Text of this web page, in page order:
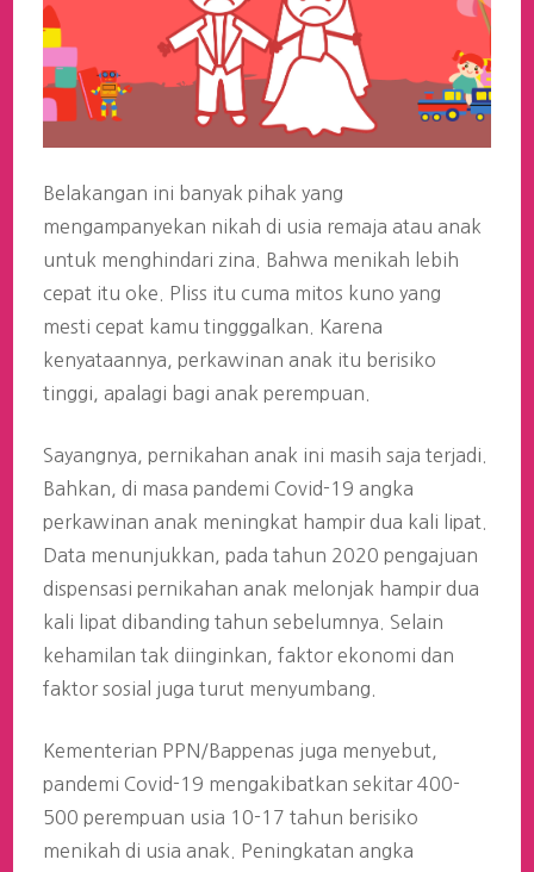
Belakangan ini banyak pihak yang
mengampanyekan nikah di usia remaja atau anak
untuk menghindari zina. Bahwa menikah lebih
cepat itu oke. Pliss itu cuma mitos kuno yang
mesti cepat kamu tingggalkan. Karena
kenyataannya, perkawinan anak itu berisiko
tinggi, apalagi bagi anak perempuan.
Sayangnya, pernikahan anak ini masih saja terjadi.
Bahkan, di masa pandemi Covid-19 angka
perkawinan anak meningkat hampir dua kali lipat.
Data menunjukkan, pada tahun 2020 pengajuan
dispensasi pernikahan anak melonjak hampir dua
kali lipat dibanding tahun sebelumnya. Selain
kehamilan tak diinginkan, faktor ekonomi dan
faktor sosial juga turut menyumbang.
Kementerian PPN/Bappenas juga menyebut,
pandemi Covid-19 mengakibatkan sekitar 400-
500 perempuan usia 10-17 tahun berisiko
menikah di usia anak. Peningkatan angka